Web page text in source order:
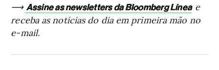
⟶ Assine as newsletters da Bloomberg Línea e
receba as notícias do dia em primeira mão no
e-mail.